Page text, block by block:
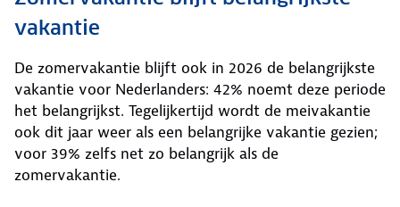
vakantie
De zomervakantie blijft ook in 2026 de belangrijkste
vakantie voor Nederlanders: 42% noemt deze periode
het belangrijkst. Tegelijkertijd wordt de meivakantie
ook dit jaar weer als een belangrijke vakantie gezien;
voor 39% zelfs net zo belangrijk als de
zomervakantie.